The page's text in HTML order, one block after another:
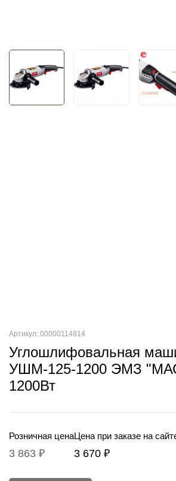
Артикул: 00000114814
Углошлифовальная
УШМ-125-1200 ЭМЗ
1200Вт
Розничная цена
3 863 ₽
Цена при заказе на
3 670 ₽